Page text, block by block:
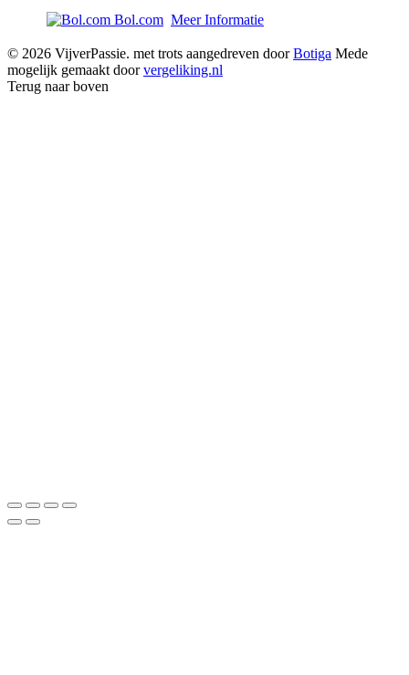
Bol.com Meer Informatie
© 2026 VijverPassie. met trots aangedreven doorBotiga Mede
mogelijk gemaakt doorvergeliking.nl
Terug naar boven